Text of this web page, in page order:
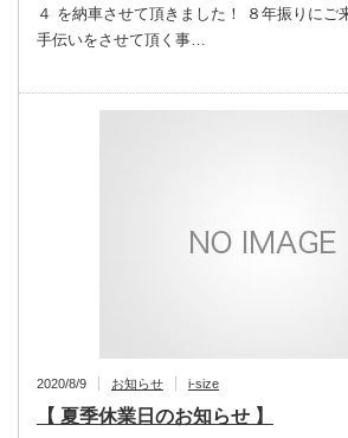
４ を納車させて頂きました！ ８年振りにご
手伝いをさせて頂く事…
2020/8/9 お知らせ i-size
【 夏季休業日のお知らせ 】